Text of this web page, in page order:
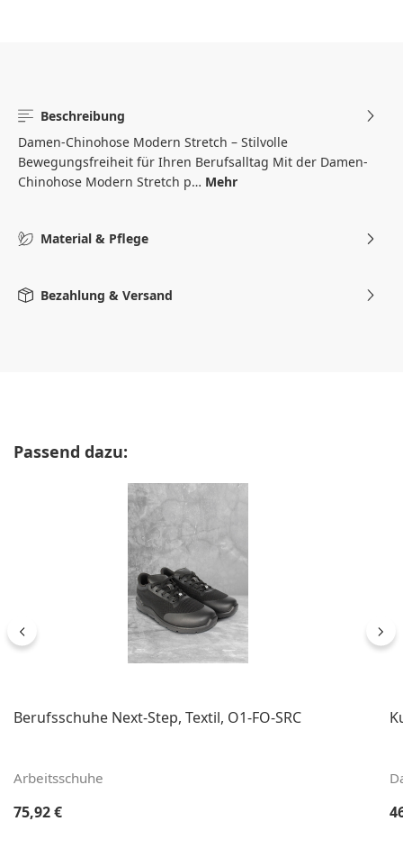
Beschreibung
Damen-Chinohose Modern Stretch – Stilvolle
Bewegungsfreiheit für Ihren Berufsalltag Mit der Damen-
Chinohose Modern Stretch p… Mehr
Material & Pflege
Bezahlung & Versand
Produktgalerie überspringen
Passend dazu:
Berufsschuhe Next-Step, Textil, O1-FO-SRC
Arbeitsschuhe
Regulärer Preis:
75,92 €